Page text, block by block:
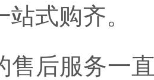
式购齐。
后服务一直